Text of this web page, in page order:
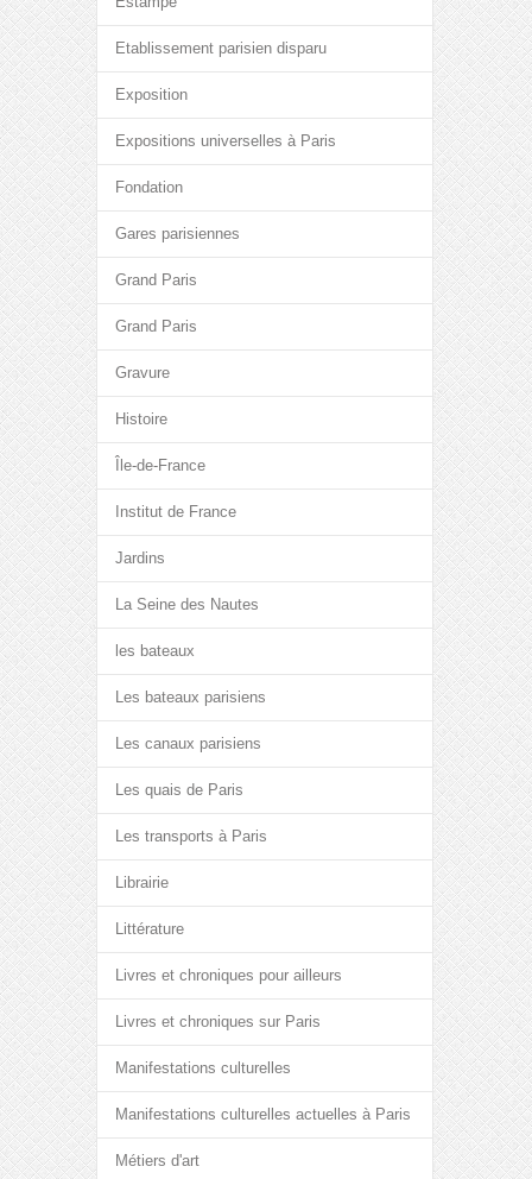
Etablissement parisien disparu
Exposition
Expositions universelles à Paris
Fondation
Gares parisiennes
Grand Paris
Grand Paris
Gravure
Histoire
Île-de-France
Institut de France
Jardins
La Seine des Nautes
les bateaux
Les bateaux parisiens
Les canaux parisiens
Les quais de Paris
Les transports à Paris
Librairie
Littérature
Livres et chroniques pour ailleurs
Livres et chroniques sur Paris
Manifestations culturelles
Manifestations culturelles actuelles à Paris
Métiers d'art